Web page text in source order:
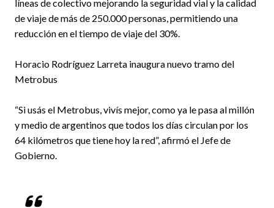
líneas de colectivo mejorando la seguridad vial y la calidad
de viaje de más de 250.000 personas, permitiendo una
reducción en el tiempo de viaje del 30%.
Horacio Rodríguez Larreta inaugura nuevo tramo del
Metrobus
“Si usás el Metrobus, vivís mejor, como ya le pasa al millón
y medio de argentinos que todos los días circulan por los
64 kilómetros que tiene hoy la red”, afirmó el Jefe de
Gobierno.